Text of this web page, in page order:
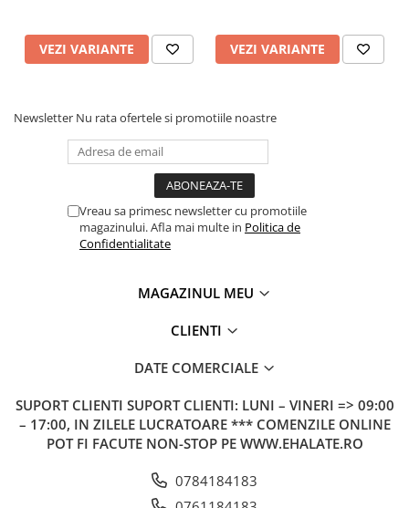
VEZI VARIANTE VEZI VARIANTE
Newsletter Nu rata ofertele si promotiile noastre
Vreau sa primesc newsletter cu promotiile
magazinului. Afla mai multe in Politica de
Confidentialitate
MAGAZINUL MEU
CLIENTI
DATE COMERCIALE
SUPORT CLIENTI SUPORT CLIENTI: LUNI – VINERI => 09:00
– 17:00, IN ZILELE LUCRATOARE *** COMENZILE ONLINE
POT FI FACUTE NON-STOP PE WWW.EHALATE.RO
0784184183